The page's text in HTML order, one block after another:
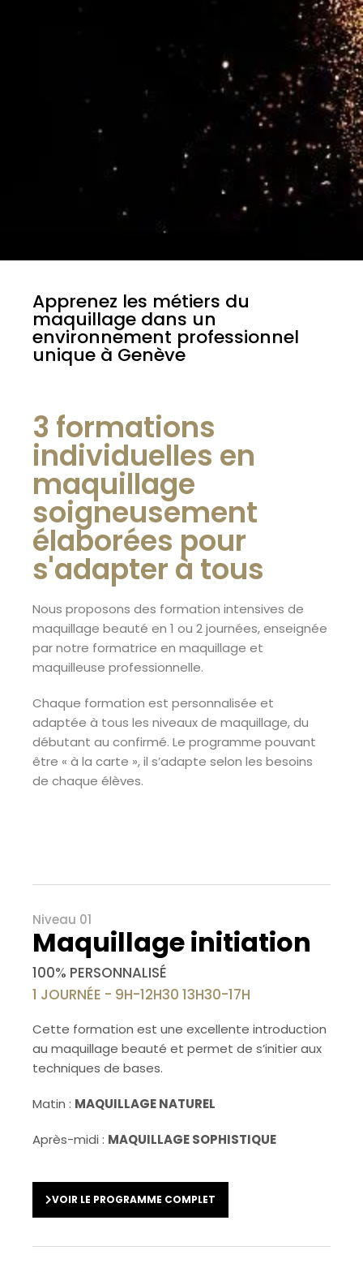
Apprenez les métiers du
maquillage dans un
environnement professionnel
unique à Genève
3 formations
individuelles en
maquillage
soigneusement
élaborées pour
s'adapter à tous
Nous proposons des formation intensives de
maquillage beauté en 1 ou 2 journées, enseignée
par notre formatrice en maquillage et
maquilleuse professionnelle.
Chaque formation est personnalisée et
adaptée à tous les niveaux de maquillage, du
débutant au confirmé. Le programme pouvant
être « à la carte », il s’adapte selon les besoins
de chaque élèves.
Niveau 01
Maquillage initiation
100% PERSONNALISÉ
1 JOURNÉE - 9H-12H30 13H30-17H
Cette formation est une excellente introduction
au maquillage beauté et permet de s’initier aux
techniques de bases.
Matin : MAQUILLAGE NATUREL
Après-midi : MAQUILLAGE SOPHISTIQUE
VOIR LE PROGRAMME COMPLET